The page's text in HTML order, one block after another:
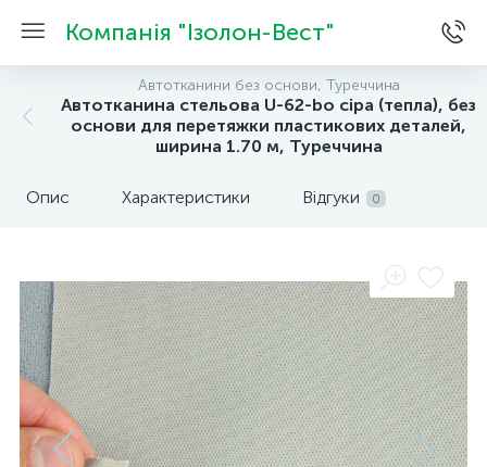
Компанія "Ізолон-Вест"
Автотканини без основи, Туреччина
Автотканина стельова U-62-bo сіра (тепла), без
основи для перетяжки пластикових деталей,
ширина 1.70 м, Туреччина
Опис Характеристики Відгуки 0